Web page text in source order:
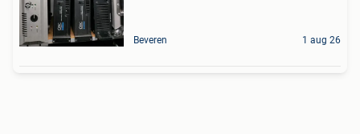
Beveren 1 aug 26